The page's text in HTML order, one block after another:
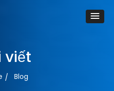
viết
Blog